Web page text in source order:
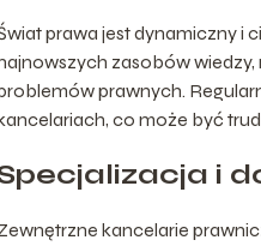
prawa jest dynamiczny i
zasobów
prawnych.
co może być
i
kancelarie